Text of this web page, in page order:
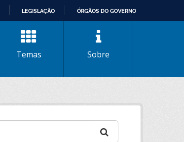
LEGISLAÇÃO ÓRGÃOS DO GOVERNO
Temas Sobre